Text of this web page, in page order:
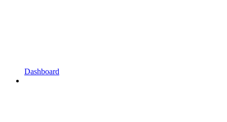
Dashboard